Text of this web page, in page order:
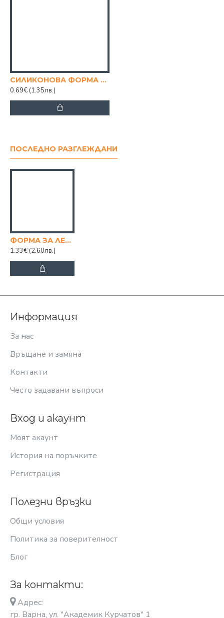
СИЛИКОНОВА ФОРМА ЗА ЛЕД ПЛОДЧЕТА
0.69€ (1.35лв.)
ПОСЛЕДНО РАЗГЛЕЖДАНИ
ФОРМА ЗА ЛЕД С КАПАК TITIZ
1.33€ (2.60лв.)
Информация
За нас
Връщане и замяна
Контакти
Често задавани въпроси
Вход и акаунт
Моят акаунт
История на поръчките
Регистрация
Полезни връзки
Общи условия
Политика за поверителност
Блог
За контакти:
Адрес:
гр. Варна, ул. "Академик Курчатов" 1